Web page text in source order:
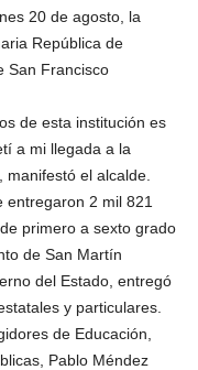
20 de agosto, la
República de
San Francisco
de esta institución es
a mi llegada a la
manifestó el alcalde.
entregaron 2 mil 821
primero a sexto grado
de San Martín
del Estado, entregó
y particulares.
de Educación,
Pablo Méndez